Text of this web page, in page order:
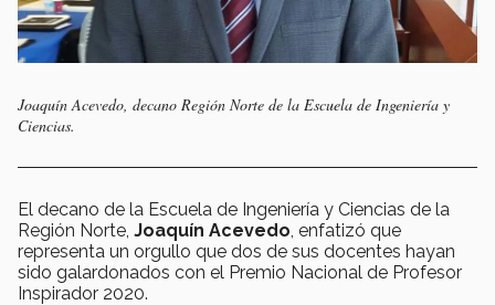
Joaquín Acevedo, decano Región Norte de la Escuela de Ingeniería y
Ciencias.
El decano de la Escuela de Ingeniería y Ciencias de la
Región Norte, Joaquín Acevedo , enfatizó que
representa un orgullo que dos de sus docentes hayan
sido galardonados con el Premio Nacional de Profesor
Inspirador 2020.